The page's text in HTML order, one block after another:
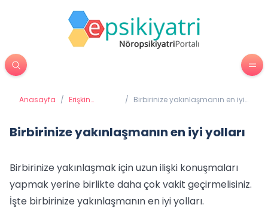
Anasayfa / Erişkin
/ Birbirinize yakınlaşmanın en iyi
Birbirinize yakınlaşmanın en iyi yolları
Birbirinize yakınlaşmak için uzun ilişki konuşmaları
yapmak yerine birlikte daha çok vakit geçirmelisiniz.
İşte birbirinize yakınlaşmanın en iyi yolları.